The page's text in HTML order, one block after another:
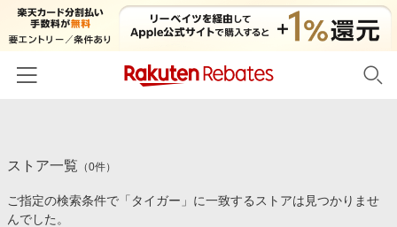
カテゴリー一覧
百貨店・総合ECモール
イベント一覧
ストア一覧 （0件）
ご指定の検索条件で「タイガー」に一致するストアは見つかりませ
んでした。